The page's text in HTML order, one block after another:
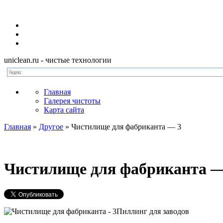
uniclean.ru - чистые технологии
Главная
Галерея чистоты
Карта сайта
Главная » Другое » Чистилище для фабриканта — 3
Чистилище для фабриканта
Пиллинг для заводов